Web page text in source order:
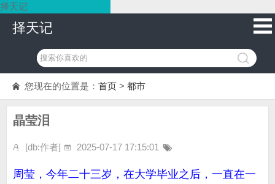
择天记
择天记
您现在的位置是： 首页 > 都市
晶莹泪
[db:作者] 2025-07-17 17:15:01
周莹，今年二十三岁，在大学毕业之后，一直在一